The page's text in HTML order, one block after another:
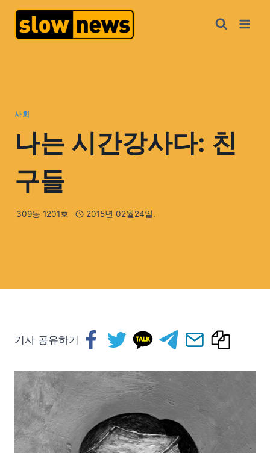
사회
나는 시간강사다: 친
구들
309동 1201호 2015년 02월24일.
기사 공유하기